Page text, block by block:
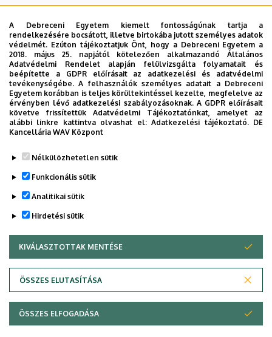
A Debreceni Egyetem kiemelt fontosságúnak tartja a
rendelkezésére bocsátott, illetve birtokába jutott személyes adatok
védelmét. Ezúton tájékoztatjuk Önt, hogy a Debreceni Egyetem a
2018. május 25. napjától kötelezően alkalmazandó Általános
Adatvédelmi Rendelet alapján felülvizsgálta folyamatait és
beépítette a GDPR előírásait az adatkezelési és adatvédelmi
tevékenységébe. A felhasználók személyes adatait a Debreceni
Egyetem korábban is teljes körültekintéssel kezelte, megfelelve az
érvényben lévő adatkezelési szabályozásoknak. A GDPR előírásait
követve frissítettük Adatvédelmi Tájékoztatónkat, amelyet az
alábbi linkre kattintva olvashat el:Adatkezelési tájékoztató. DE
Kancellária WAV Központ
Nélkülözhetetlen sütik
Funkcionális sütik
Analitikai sütik
Hirdetési sütik
KIVÁLASZTOTTAK MENTÉSE
ÖSSZES ELUTASÍTÁSA
WITHDRAW CONSENT
ÖSSZES ELFOGADÁSA
Oldalmenü
KK
Angol
Oldalmenü
KK
Német
2019. március 1-től a Tüdőgyógyászati Klinika
ambulanciáira kontrollvizsgálatra visszahívott betegek
időpontot az alábbi telefonszámokon kérhet 11:00-14:30
között: +36 52 255 224, illetve a távozásakor kapott
előjegyzés alapján, amit rögzítünk a beteg ambuláns
lapján, vagy zárójelentésén.
Legutóbb frissítve: 2022. 02. 24. 16:02
Adatvédelem
Copyright © 2026 Unideb